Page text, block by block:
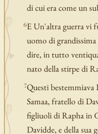
di cui era come un
6E Un'altra guerra vi
uomo di grandissima
dire, in tutto
nato della stirpe di
7Questi bestemmiava
Samaa, fratello di
figliuoli di Rapha in
Davidde, e della sua